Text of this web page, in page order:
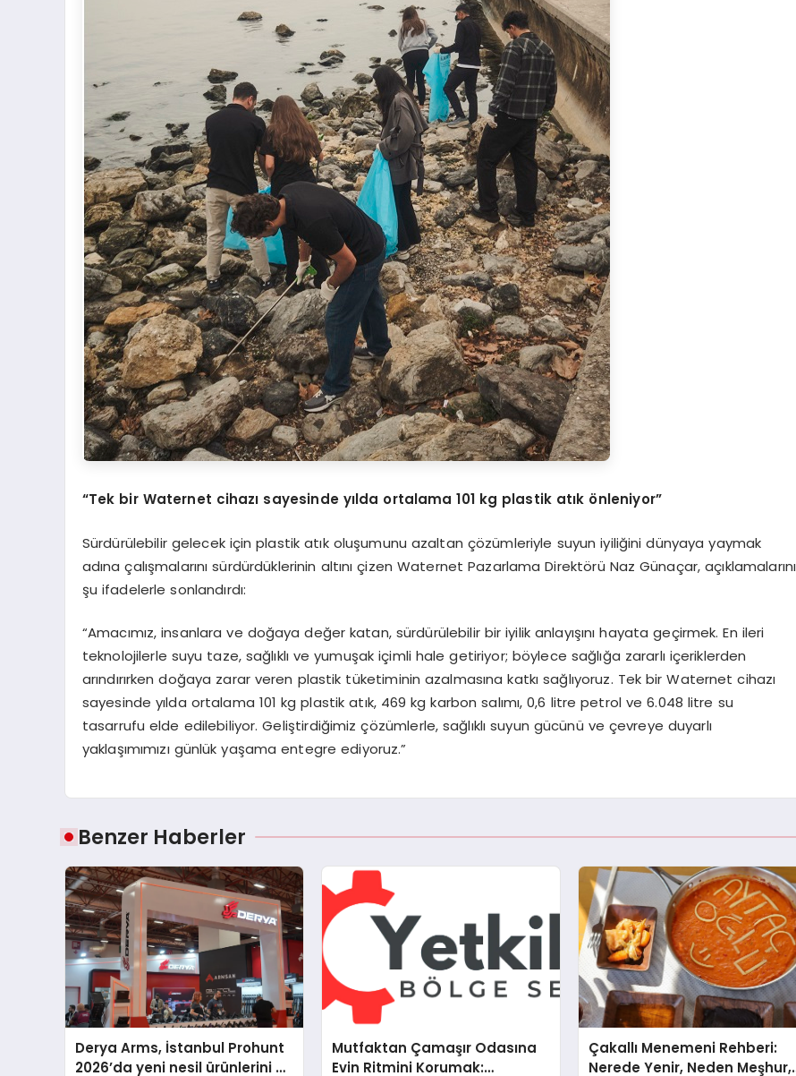
“Tek bir Waternet cihazı sayesinde yılda ortalama 101 kg plastik atık önleniyor”
Sürdürülebilir gelecek için plastik atık oluşumunu azaltan çözümleriyle suyun iyiliğini dünyaya yaymak
adına çalışmalarını sürdürdüklerinin altını çizen Waternet Pazarlama Direktörü Naz Günaçar, açıklamalarını
şu ifadelerle sonlandırdı:
“Amacımız, insanlara ve doğaya değer katan, sürdürülebilir bir iyilik anlayışını hayata geçirmek. En ileri
teknolojilerle suyu taze, sağlıklı ve yumuşak içimli hale getiriyor; böylece sağlığa zararlı içeriklerden
arındırırken doğaya zarar veren plastik tüketiminin azalmasına katkı sağlıyoruz. Tek bir Waternet cihazı
sayesinde yılda ortalama 101 kg plastik atık, 469 kg karbon salımı, 0,6 litre petrol ve 6.048 litre su
tasarrufu elde edilebiliyor. Geliştirdiğimiz çözümlerle, sağlıklı suyun gücünü ve çevreye duyarlı
yaklaşımımızı günlük yaşama entegre ediyoruz.”
Benzer Haberler
Derya Arms, İstanbul Prohunt
2026’da yeni nesil ürünlerini ve
Mutfaktan Çamaşır Odasına
Evin Ritmini Korumak:
Çakallı Menemeni Rehberi:
Nerede Yenir, Neden Meşhur,